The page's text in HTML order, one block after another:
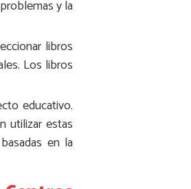
y la
libros
Los libros
educativo.
utilizar estas
en la